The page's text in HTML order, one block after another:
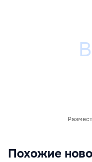
Похожие